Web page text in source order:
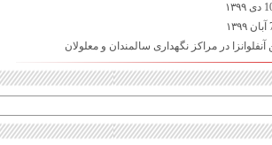
در مراکز نگهداری سالمندان و معلولان